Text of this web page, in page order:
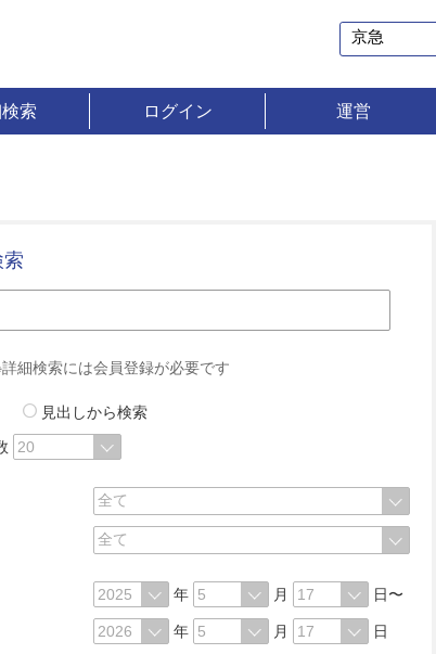
索 ログイン 運営
細検索には会員登録が必要です
見出しから検索
年 月
日〜
年
月 日